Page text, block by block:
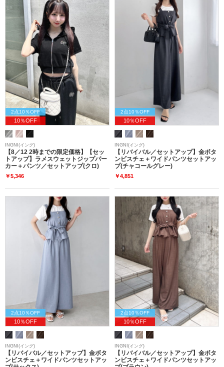
2点10％OFF
10％OFF
INGNI(イング)
【8／12 2時までの限定価格】【セッ
トアップ】ラメスウェットジップパー
カー＋パンツ／セットアップ(クロ)
￥5,346
2点10％OFF
10％OFF
INGNI(イング)
【リバイバル／セットアップ】金ボタ
ンビスチェ＋ワイドパンツセットアッ
プ(チャコールグレー)
￥4,851
2点10％OFF
10％OFF
INGNI(イング)
【リバイバル／セットアップ】金ボタ
ンビスチェ＋ワイドパンツセットアッ
2点10％OFF
10％OFF
INGNI(イング)
【リバイバル／セットアップ】金ボタ
ンビスチェ＋ワイドパンツセットアッ